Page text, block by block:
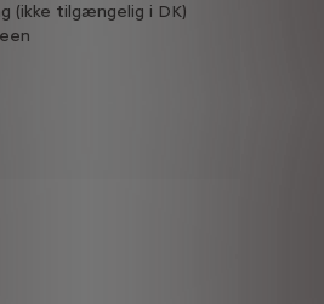
(ikke tilgængelig i DK)